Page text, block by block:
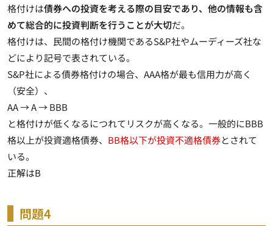
格付けは債券への投資を考える際の目安であり、他の情報も含
めて総合的に投資判断を行うことが大切だ。
格付けは、民間の格付け機関であるS&P社やムーディーズ社な
どにより記号で表されている。
S&P社による債券格付けの場合、AAA格が最も信用力が高く
（安全）、
AA → A → BBB
と格付けが低くなるにつれてリスクが高くなる。一般的にBBB
格以上が投資適格債券、 BB格以下が投資不適格債券とされて
いる。
正解はB
問題4